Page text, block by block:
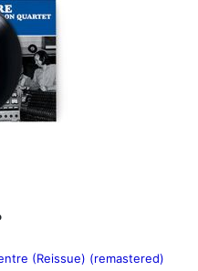
(Reissue) (remastered)